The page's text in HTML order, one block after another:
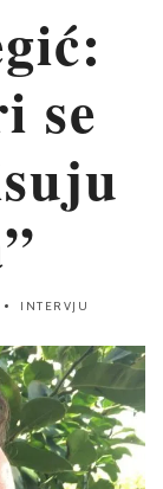
se
INTERVJU